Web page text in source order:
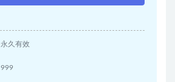
永久有效
999